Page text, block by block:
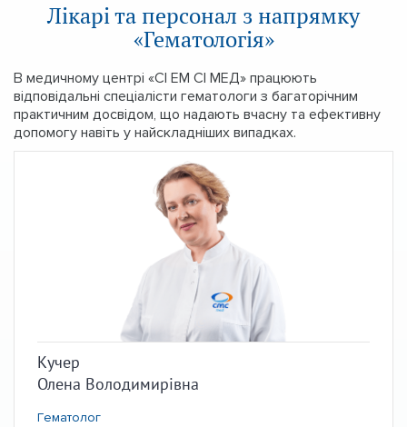
Лікарі та персонал з напрямку
«Гематологія»
В медичному центрі «СІ ЕМ СІ МЕД» працюють
відповідальні спеціалісти гематологи з багаторічним
практичним досвідом, що надають вчасну та ефективну
допомогу навіть у найскладніших випадках.
Кучер
Олена Володимирівна
Гематолог